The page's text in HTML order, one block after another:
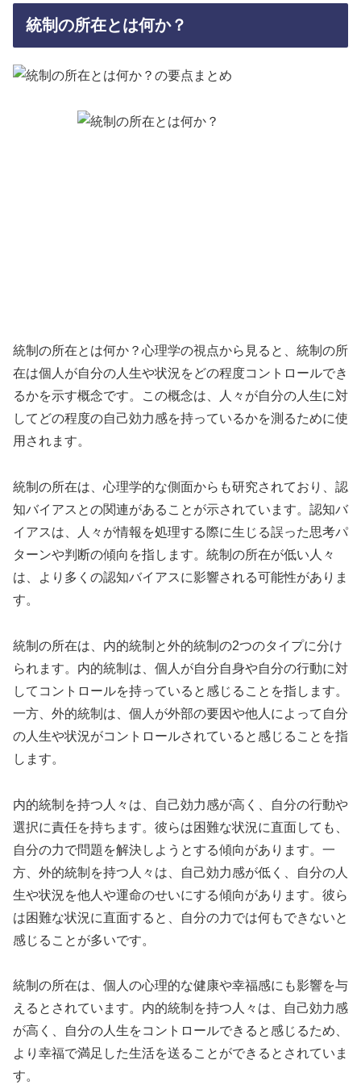
統制の所在とは何か？
統制の所在とは何か？心理学の視点から見ると、統制の所
在は個人が自分の人生や状況をどの程度コントロールでき
るかを示す概念です。この概念は、人々が自分の人生に対
してどの程度の自己効力感を持っているかを測るために使
用されます。
統制の所在は、心理学的な側面からも研究されており、認
知バイアスとの関連があることが示されています。認知バ
イアスは、人々が情報を処理する際に生じる誤った思考パ
ターンや判断の傾向を指します。統制の所在が低い人々
は、より多くの認知バイアスに影響される可能性がありま
す。
統制の所在は、内的統制と外的統制の2つのタイプに分け
られます。内的統制は、個人が自分自身や自分の行動に対
してコントロールを持っていると感じることを指します。
一方、外的統制は、個人が外部の要因や他人によって自分
の人生や状況がコントロールされていると感じることを指
します。
内的統制を持つ人々は、自己効力感が高く、自分の行動や
選択に責任を持ちます。彼らは困難な状況に直面しても、
自分の力で問題を解決しようとする傾向があります。一
方、外的統制を持つ人々は、自己効力感が低く、自分の人
生や状況を他人や運命のせいにする傾向があります。彼ら
は困難な状況に直面すると、自分の力では何もできないと
感じることが多いです。
統制の所在は、個人の心理的な健康や幸福感にも影響を与
えるとされています。内的統制を持つ人々は、自己効力感
が高く、自分の人生をコントロールできると感じるため、
より幸福で満足した生活を送ることができるとされていま
す。